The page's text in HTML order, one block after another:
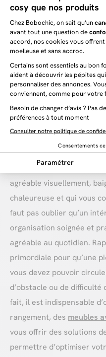
Chez BOBOCHIC,
meubles pour toute la
que chaque pièce de
parfait entre design
Que vous soyez en quête
votre séjour, votre
laissez-vous séduire par
rangement design et ultra
Pourquoi opter pour
rangement ?
C’est une évidence
agréable visuellement,
chaleureuse et qui vous
faut pas oublier qu’un
organisation soignée et
agréable au quotidien.
primordiale pour qu’une
vous devez pouvoir
d’obstacle ou de
fait, il est indispensable
rangement, des meubles
vous offrir des solutions
permettre d’optimiser